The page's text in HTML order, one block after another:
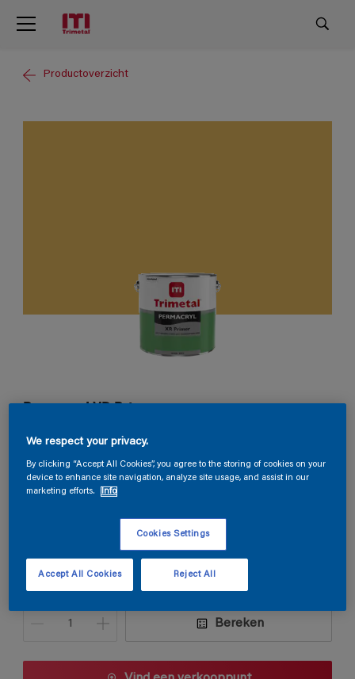
Productoverzicht
Permacryl XR Primer
F6.41.70
Kleur wijzigen
Verpakkingsgrootte
1 L
Aantal Verfcalculator
Bereken
We respect your privacy.
By clicking “Accept All Cookies”, you agree to the storing of cookies on your
device to enhance site navigation, analyze site usage, and assist in our
marketing efforts.
Info
Cookies Settings
Reject All
Accept All Cookies